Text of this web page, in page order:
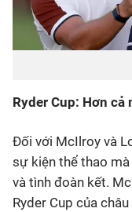
Ryder Cup: Hơn cả
Đối với McIlroy và
sự kiện thể thao
và tình đoàn kết.
Ryder Cup của